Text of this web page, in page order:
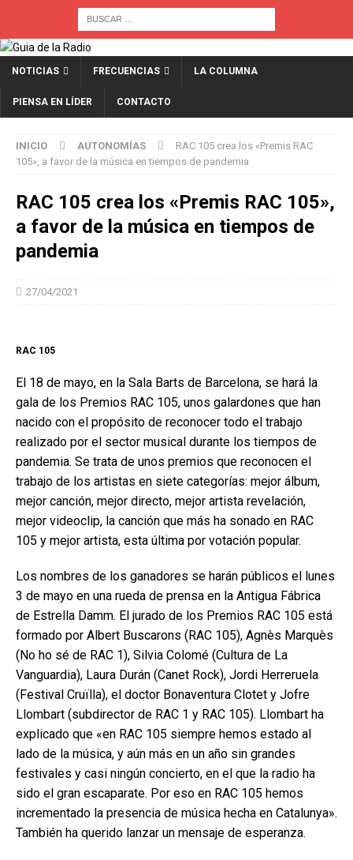
NOTICIAS FRECUENCIAS LA COLUMNA
PIENSA EN LÍDER CONTACTO
INICIO AUTONOMÍAS
RAC 105 crea los «Premis RAC
105», a favor de la música en tiempos de pandemia
RAC 105 crea los «Premis RAC 105»,
a favor de la música en tiempos de
pandemia
27/04/2021
RAC 105
El 18 de mayo, en la Sala Barts de Barcelona, ​​se hará la
gala de los Premios RAC 105, unos galardones que han
nacido con el propósito de reconocer todo el trabajo
realizado por el sector musical durante los tiempos de
pandemia. Se trata de unos premios que reconocen el
trabajo de los artistas en siete categorías: mejor álbum,
mejor canción, mejor directo, mejor artista revelación,
mejor videoclip, la canción que más ha sonado en RAC
105 y mejor artista, esta última por votación popular.
Los nombres de los ganadores se harán públicos el lunes
3 de mayo en una rueda de prensa en la Antigua Fábrica
de Estrella Damm. El jurado de los Premios RAC 105 está
formado por Albert Buscarons (RAC 105), Agnès Marquès
(No ho sé de RAC 1), Silvia Colomé (Cultura de La
Vanguardia), Laura Durán (Canet Rock), Jordi Herreruela
(Festival Cruïlla), el doctor Bonaventura Clotet y Jofre
Llombart (subdirector de RAC 1 y RAC 105). Llombart ha
explicado que «en RAC 105 siempre hemos estado al
lado de la música, y aún más en un año sin grandes
festivales y casi ningún concierto, en el que la radio ha
sido el gran escaparate. Por eso en RAC 105 hemos
incrementado la presencia de música hecha en Catalunya».
También ha querido lanzar un mensaje de esperanza.